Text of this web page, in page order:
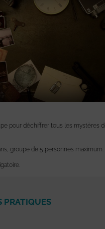
pour déchiffrer tous les mystères
groupe de 5 personnes maximum.
PRATIQUES